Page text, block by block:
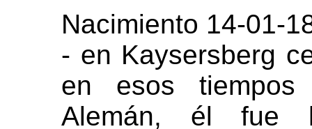
Nacimiento 14-01-
- en Kaysersberg
en esos
Alemán, él fue